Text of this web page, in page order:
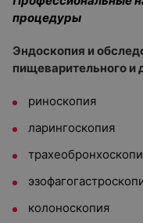
процедуры
Эндоскопия и
пищеварительного и
риноскопия
ларингоскопия
колоноскопия